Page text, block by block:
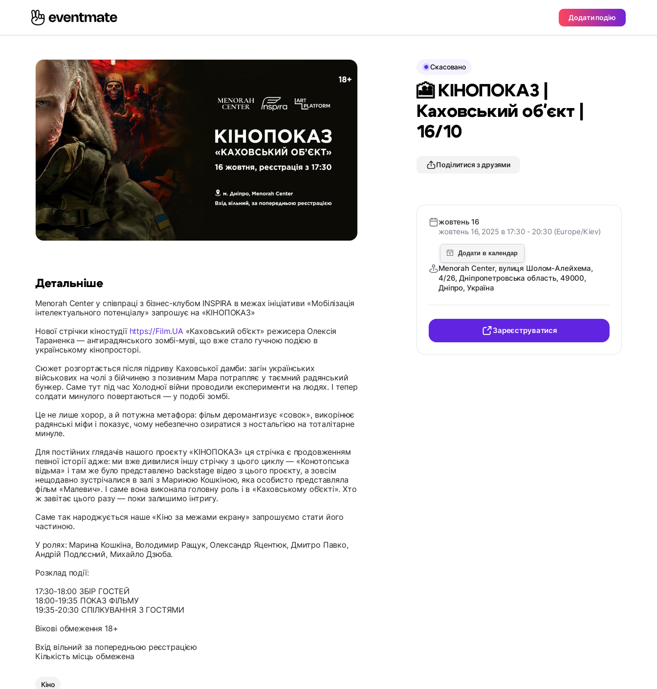
Додати подію
Детальніше
Menorah Center у співпраці з бізнес-клубом INSPIRA в межах ініціативи «Мобілізація
інтелектуального потенціалу» запрошує на «КІНОПОКАЗ»
Нової стрічки кіностудії https://Film.UA«Каховський об’єкт» режисера Олексія
Тараненка — антирадянського зомбі-муві, що вже стало гучною подією в
українському кінопросторі.
Сюжет розгортається після підриву Каховської дамби: загін українських
військових на чолі з бійчинею з позивним Мара потрапляє у таємний радянський
бункер. Саме тут під час Холодної війни проводили експерименти на людях. І тепер
солдати минулого повертаються — у подобі зомбі.
Це не лише хорор, а й потужна метафора: фільм деромантизує «совок», викорінює
радянські міфи і показує, чому небезпечно озиратися з ностальгією на тоталітарне
минуле.
Для постійних глядачів нашого проєкту «КІНОПОКАЗ» ця стрічка є продовженням
певної історії адже: ми вже дивилися іншу стрічку з цього циклу — «Конотопська
відьма» і там же було представлено backstage відео з цього проєкту, а зовсім
нещодавно зустрічалися в залі з Мариною Кошкіною, яка особисто представляла
фільм «Малевич». І саме вона виконала головну роль і в «Каховському об’єкті». Хто
ж завітає цього разу — поки залишимо інтригу.
Саме так народжується наше «Кіно за межами екрану» запрошуємо стати його
частиною.
У ролях: Марина Кошкіна, Володимир Ращук, Олександр Яцентюк, Дмитро Павко,
Андрій Подлєсний, Михайло Дзюба.
Розклад події:
17:30-18:00 ЗБІР ГОСТЕЙ
18:00-19:35 ПОКАЗ ФІЛЬМУ
19:35-20:30 СПІЛКУВАННЯ З ГОСТЯМИ
Вікові обмеження 18+
Вхід вільний за попередньою реєстрацією
Кількість місць обмежена
Кіно
Скасовано
🎦 КІНОПОКАЗ |
Каховський обʼєкт |
16/10
Поділитися з друзями
жовтень 16
жовтень 16, 2025 в 17:30 - 20:30 (Europe/Kiev)
Menorah Center, вулиця Шолом-Алейхема,
4/26, Дніпропетровська область, 49000,
Дніпро, Україна
Зареєструватися